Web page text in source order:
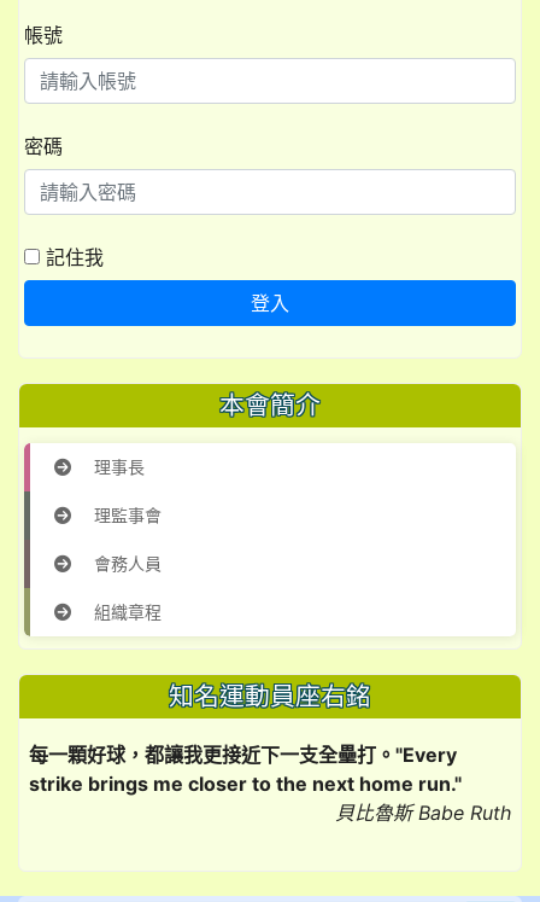
帳號
密碼
記住我
登入
本會簡介
理事長
理監事會
會務人員
組織章程
知名運動員座右銘
每一顆好球，都讓我更接近下一支全壘打。"Every
strike brings me closer to the next home run."
貝比魯斯 Babe Ruth